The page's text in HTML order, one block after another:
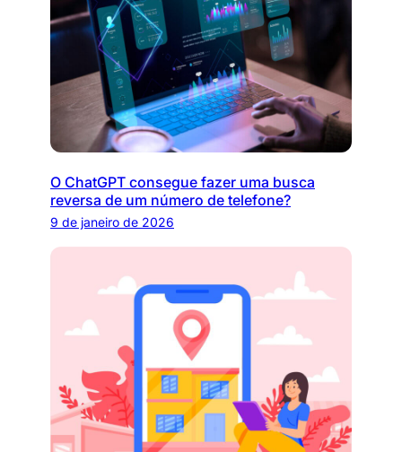
O ChatGPT consegue fazer uma busca
reversa de um número de telefone?
9 de janeiro de 2026